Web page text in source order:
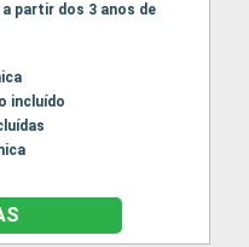
partir dos 3 anos de
incluído